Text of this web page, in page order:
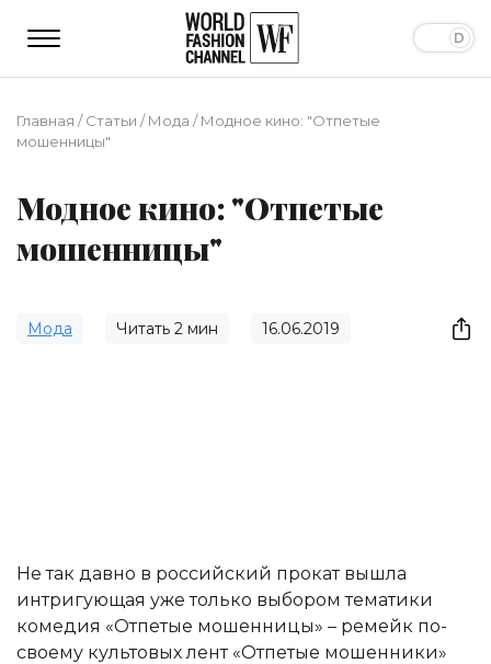
Главная /Статьи /Мода /Модное кино: "Отпетые
мошенницы"
Модное кино: "Отпетые
мошенницы"
Мода Читать 2 мин 16.06.2019
Не так давно в российский прокат вышла
интригующая уже только выбором тематики
комедия «Отпетые мошенницы» – ремейк по-
своему культовых лент «Отпетые мошенники»